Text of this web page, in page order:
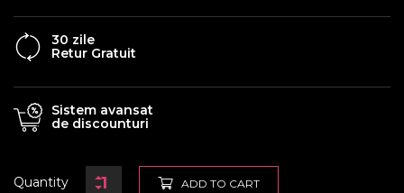
30 zile
Retur Gratuit
Sistem avansat
de discounturi
Quantity ADD TO CART